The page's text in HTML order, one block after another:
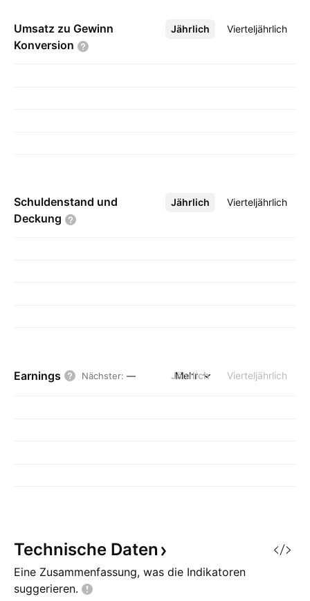
Umsatz zu Gewinn
Konversion
Jährlich Vierteljährlich
Mehr
Schuldenstand und
Deckung
Jährlich Vierteljährlich
Mehr
Earnings Nächster: — Jährlich Vierteljährlich
Mehr
Technische Daten
Eine Zusammenfassung, was die Indikatoren
suggerieren.